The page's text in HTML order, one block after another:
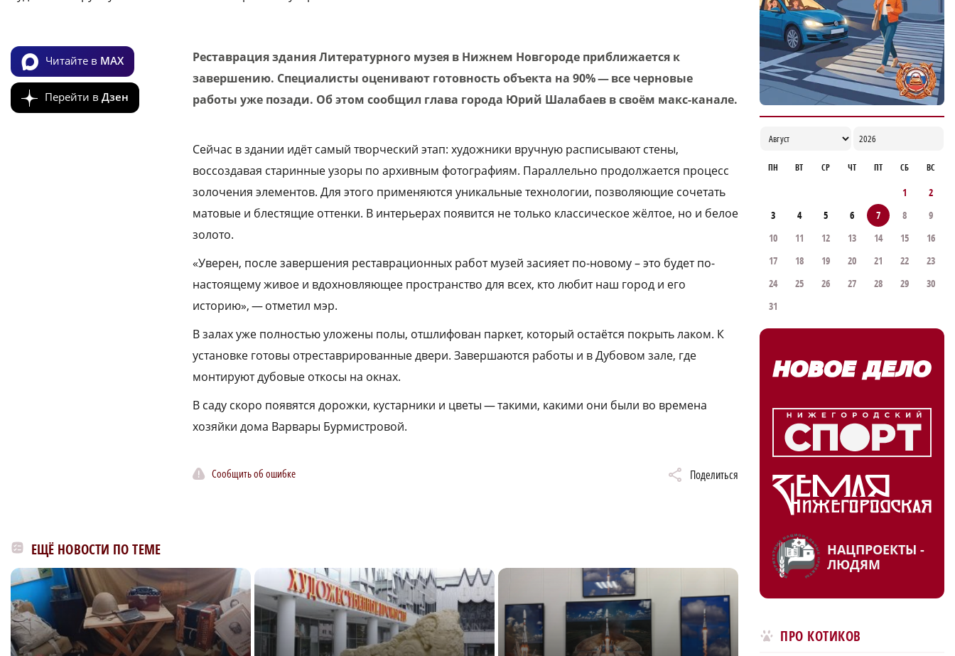
Читайте в MAX
Перейти в Дзен
Реставрация здания Литературного музея в Нижнем Новгороде приближается к
завершению. Специалисты оценивают готовность объекта на 90% — все черновые
работы уже позади. Об этом сообщил глава города Юрий Шалабаев в своём макс-канале.
Сейчас в здании идёт самый творческий этап: художники вручную расписывают стены,
воссоздавая старинные узоры по архивным фотографиям. Параллельно продолжается процесс
золочения элементов. Для этого применяются уникальные технологии, позволяющие сочетать
матовые и блестящие оттенки. В интерьерах появится не только классическое жёлтое, но и белое
золото.
«Уверен, после завершения реставрационных работ музей засияет по-новому – это будет по-
настоящему живое и вдохновляющее пространство для всех, кто любит наш город и его
историю», — отметил мэр.
В залах уже полностью уложены полы, отшлифован паркет, который остаётся покрыть лаком. К
установке готовы отреставрированные двери. Завершаются работы и в Дубовом зале, где
монтируют дубовые откосы на окнах.
В саду скоро появятся дорожки, кустарники и цветы — такими, какими они были во времена
хозяйки дома Варвары Бурмистровой.
Сообщить об ошибке Поделиться
ЕЩЁ НОВОСТИ ПО ТЕМЕ
ПН ВТ СР ЧТ ПТ СБ ВС
1
2
3
4 5 6 7 8
9
10
11 12 13 14 15
16
17
18 19 20 21 22
23
24
25 26 27 28 29
30
31
НАЦПРОЕКТЫ -
ЛЮДЯМ
ПРО КОТИКОВ